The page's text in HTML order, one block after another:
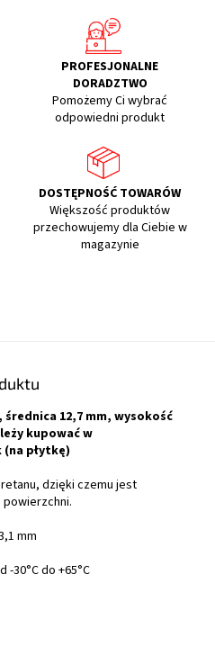
PROFESJONALNE
DORADZTWO
Pomożemy Ci wybrać
odpowiedni produkt
DOSTĘPNOŚĆ TOWARÓW
Większość produktów
przechowujemy dla Ciebie w
magazynie
średnica 12,7 mm, wysokość
kupować w
płytkę)
dzięki czemu jest
mm
30°C do +65°C